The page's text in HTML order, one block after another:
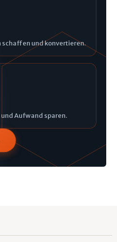
schaffen und konvertieren.
Aufwand sparen.